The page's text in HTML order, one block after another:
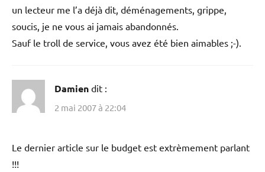
un lecteur me l’a déjà dit, déménagements, grippe,
soucis, je ne vous ai jamais abandonnés.
Sauf le troll de service, vous avez été bien aimables ;-).
Damien dit :
2 mai 2007 à 22:04
Le dernier article sur le budget est extrèmement parlant
!!!